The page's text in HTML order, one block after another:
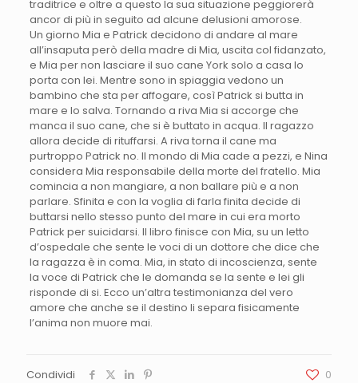
traditrice e oltre a questo la sua situazione peggiorerà
ancor di più in seguito ad alcune delusioni amorose.
Un giorno Mia e Patrick decidono di andare al mare
all’insaputa però della madre di Mia, uscita col fidanzato,
e Mia per non lasciare il suo cane York solo a casa lo
porta con lei. Mentre sono in spiaggia vedono un
bambino che sta per affogare, così Patrick si butta in
mare e lo salva. Tornando a riva Mia si accorge che
manca il suo cane, che si è buttato in acqua. Il ragazzo
allora decide di rituffarsi. A riva torna il cane ma
purtroppo Patrick no. Il mondo di Mia cade a pezzi, e Nina
considera Mia responsabile della morte del fratello. Mia
comincia a non mangiare, a non ballare più e a non
parlare. Sfinita e con la voglia di farla finita decide di
buttarsi nello stesso punto del mare in cui era morto
Patrick per suicidarsi. Il libro finisce con Mia, su un letto
d’ospedale che sente le voci di un dottore che dice che
la ragazza è in coma. Mia, in stato di incoscienza, sente
la voce di Patrick che le domanda se la sente e lei gli
risponde di si. Ecco un’altra testimonianza del vero
amore che anche se il destino li separa fisicamente
l’anima non muore mai.
Condividi 0